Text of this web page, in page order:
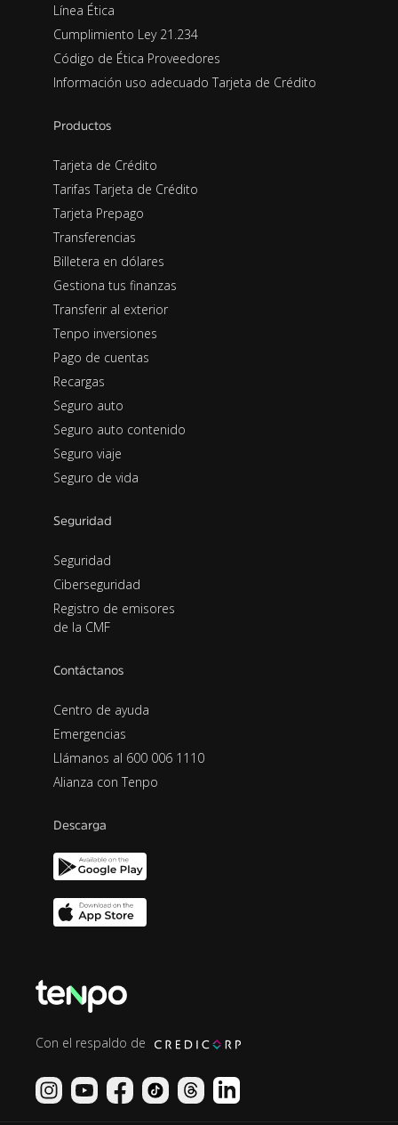
Línea Ética
Cumplimiento Ley 21.234
Código de Ética Proveedores
Información uso adecuado Tarjeta de Crédito
Productos
Tarjeta de Crédito
Tarifas Tarjeta de Crédito
Tarjeta Prepago
Transferencias
Billetera en dólares
Gestiona tus finanzas
Transferir al exterior
Tenpo inversiones
Pago de cuentas
Recargas
Seguro auto
Seguro auto contenido
Seguro viaje
Seguro de vida
Seguridad
Seguridad
Ciberseguridad
Registro de emisores
de la CMF
Contáctanos
Centro de ayuda
Emergencias
Llámanos al 600 006 1110
Alianza con Tenpo
Descarga
Con el respaldo de